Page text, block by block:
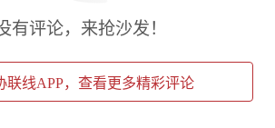
功，陈卫标团队持续承担“嫦娥”
际上首次将脉冲光纤激光器送入
速成像和小型轻量化的任务需
有评论，来抢沙发！
联线APP，查看更多精彩评论